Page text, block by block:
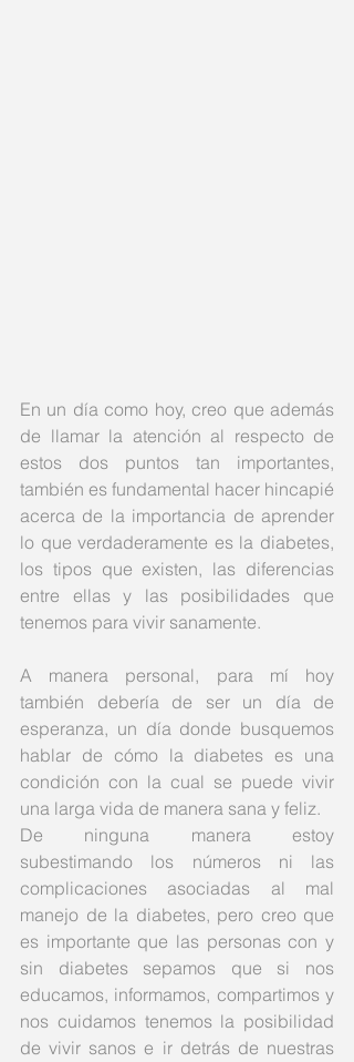
En un día como hoy, creo que además
de llamar la atención al respecto de
estos dos puntos tan importantes,
también es fundamental hacer hincapié
acerca de la importancia de aprender
lo que verdaderamente es la diabetes,
los tipos que existen, las diferencias
entre ellas y las posibilidades que
tenemos para vivir sanamente.
A manera personal, para mí hoy
también debería de ser un día de
esperanza, un día donde busquemos
hablar de cómo la diabetes es una
condición con la cual se puede vivir
una larga vida de manera sana y feliz.
De ninguna manera estoy
subestimando los números ni las
complicaciones asociadas al mal
manejo de la diabetes, pero creo que
es importante que las personas con y
sin diabetes sepamos que si nos
educamos, informamos, compartimos y
nos cuidamos tenemos la posibilidad
de vivir sanos e ir detrás de nuestras